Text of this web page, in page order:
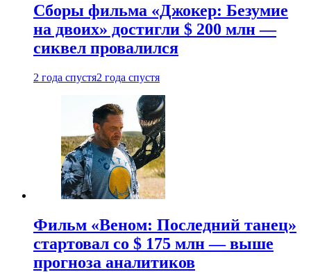
Сборы фильма «Джокер: Безумие
на двоих» достигли $ 200 млн —
сиквел провалился
2 года спустя2 года спустя
Фильм «Веном: Последний танец»
стартовал со $ 175 млн — выше
прогноза аналитиков